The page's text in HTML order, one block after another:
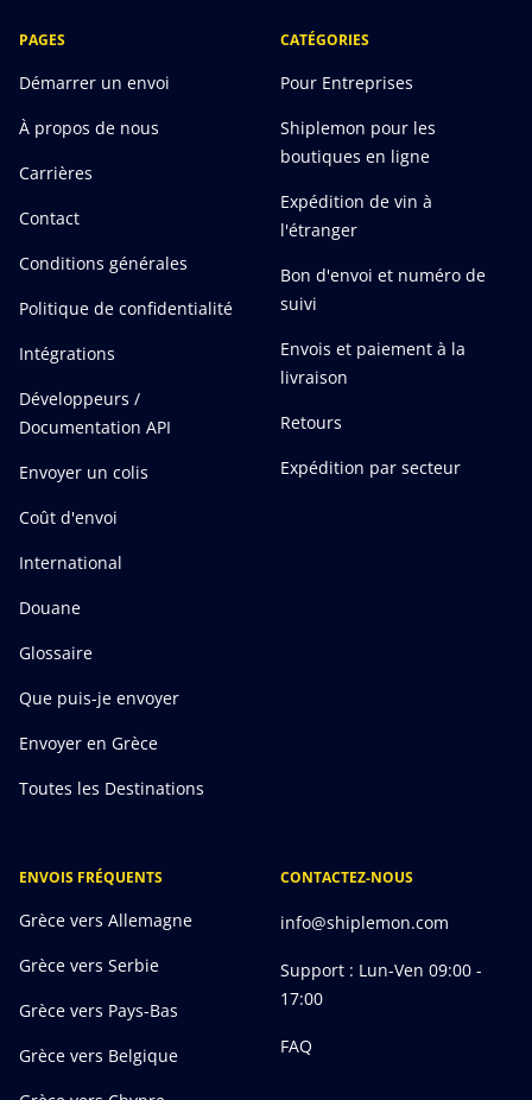
PAGES
Démarrer un envoi
À propos de nous
Carrières
Contact
Conditions générales
Politique de confidentialité
Intégrations
Développeurs /
Documentation API
Envoyer un colis
Coût d'envoi
International
Douane
Glossaire
Que puis-je envoyer
Envoyer en Grèce
Toutes les Destinations
CATÉGORIES
Pour Entreprises
Shiplemon pour les
boutiques en ligne
Expédition de vin à
l'étranger
Bon d'envoi et numéro de
suivi
Envois et paiement à la
livraison
Retours
Expédition par secteur
ENVOIS FRÉQUENTS
Grèce vers Allemagne
Grèce vers Serbie
Grèce vers Pays-Bas
Grèce vers Belgique
CONTACTEZ-NOUS
info@shiplemon.com
Support : Lun-Ven 09:00 -
17:00
FAQ